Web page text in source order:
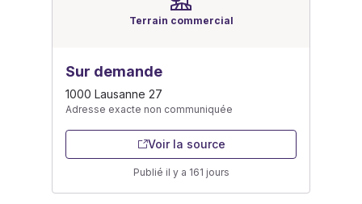
Terrain commercial
Sur demande
1000 Lausanne 27
Adresse exacte non communiquée
Voir la source
Publié il y a 161 jours